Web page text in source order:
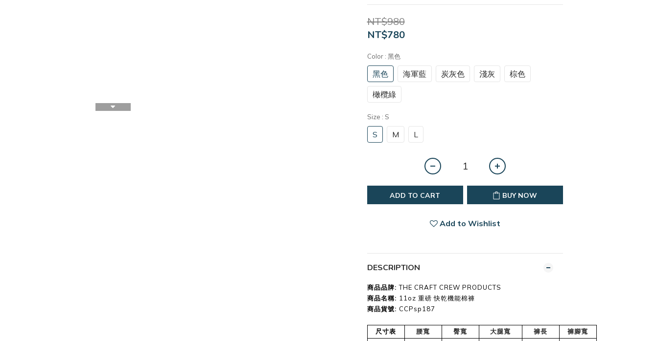
NT$980
NT$780
Color : 黑色
黑色 海軍藍 炭灰色 淺灰 棕色
橄欖綠
Size : S
S M L
ADD TO CART BUY NOW
Add to Wishlist
DESCRIPTION
商品品牌:THE CRAFT CREW PRODUCTS
商品名稱: 11oz 重磅 快乾機能棉褲
商品貨號: CCPsp187
尺寸表 腰寬 臀寬 大腿寬 褲長 褲腳寬